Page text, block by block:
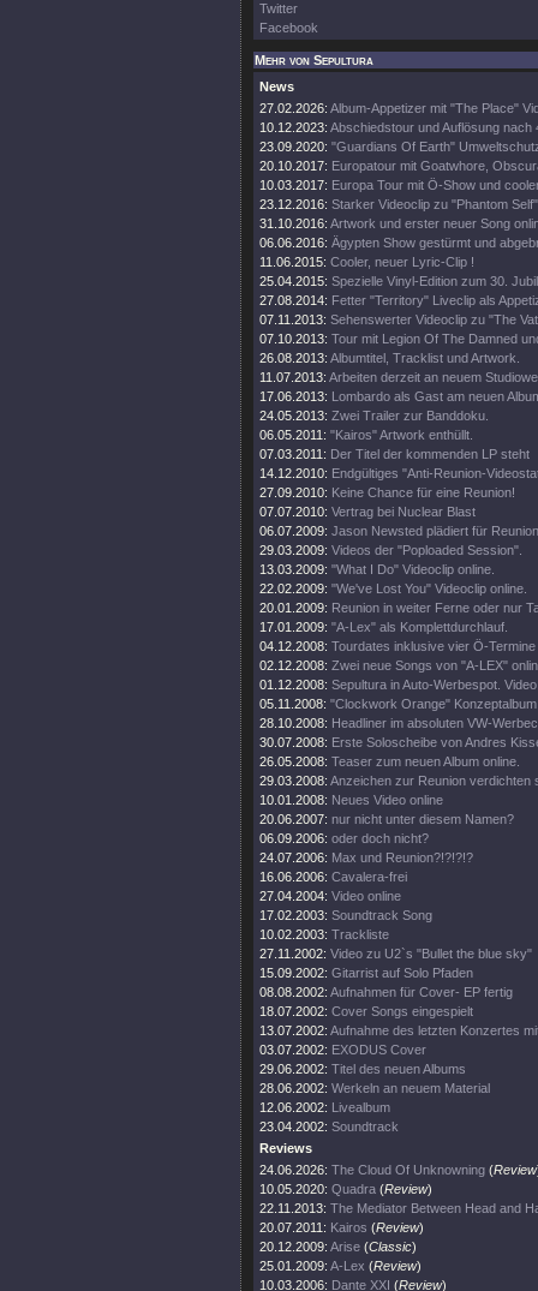
Twitter
Facebook
Mehr von Sepultura
News
27.02.2026: Album-Appetizer mit "The Place"
10.12.2023: Abschiedstour und Auflösung nach
23.09.2020: "Guardians Of Earth"
20.10.2017: Europatour mit Goatwhore,
10.03.2017: Europa Tour mit Ö-Show und
23.12.2016: Starker Videoclip zu "Phantom
31.10.2016: Artwork und erster neuer Song
06.06.2016: Ägypten Show gestürmt und
11.06.2015: Cooler, neuer Lyric-Clip !
25.04.2015: Spezielle Vinyl-Edition zum 30.
27.08.2014: Fetter "Territory" Liveclip als
07.11.2013: Sehenswerter Videoclip zu "The
07.10.2013: Tour mit Legion Of The Damned
26.08.2013: Albumtitel, Tracklist und Artwork.
11.07.2013: Arbeiten derzeit an neuem
17.06.2013: Lombardo als Gast am neuen
24.05.2013: Zwei Trailer zur Banddoku.
06.05.2011: "Kairos" Artwork enthüllt.
07.03.2011: Der Titel der kommenden LP steht
14.12.2010: Endgültiges "Anti-Reunion-
27.09.2010: Keine Chance für eine Reunion!
07.07.2010: Vertrag bei Nuclear Blast
06.07.2009: Jason Newsted plädiert für
29.03.2009: Videos der "Poploaded Session".
13.03.2009: "What I Do" Videoclip online.
22.02.2009: "We've Lost You" Videoclip online.
20.01.2009: Reunion in weiter Ferne oder nur
17.01.2009: "A-Lex" als Komplettdurchlauf.
04.12.2008: Tourdates inklusive vier Ö-Termine
02.12.2008: Zwei neue Songs von "A-LEX"
01.12.2008: Sepultura in Auto-Werbespot.
05.11.2008: "Clockwork Orange"
28.10.2008: Headliner im absoluten VW-
30.07.2008: Erste Soloscheibe von Andres
26.05.2008: Teaser zum neuen Album online.
29.03.2008: Anzeichen zur Reunion verdichten
10.01.2008: Neues Video online
20.06.2007: nur nicht unter diesem Namen?
06.09.2006: oder doch nicht?
24.07.2006: Max und Reunion?!?!?!?
16.06.2006: Cavalera-frei
27.04.2004: Video online
17.02.2003: Soundtrack Song
10.02.2003: Trackliste
27.11.2002: Video zu U2`s "Bullet the blue sky"
15.09.2002: Gitarrist auf Solo Pfaden
08.08.2002: Aufnahmen für Cover- EP fertig
18.07.2002: Cover Songs eingespielt
13.07.2002: Aufnahme des letzten Konzertes
03.07.2002: EXODUS Cover
29.06.2002: Titel des neuen Albums
28.06.2002: Werkeln an neuem Material
12.06.2002: Livealbum
23.04.2002: Soundtrack
Reviews
24.06.2026: The Cloud Of Unknowning (Review
10.05.2020: Quadra (Review)
22.11.2013: The Mediator Between Head and
20.07.2011: Kairos (Review)
20.12.2009: Arise (Classic)
25.01.2009: A-Lex (Review)
10.03.2006: Dante XXI (Review)